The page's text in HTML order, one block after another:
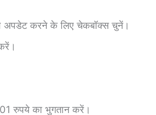
अपडेट करने के लिए चेकबॉक्स चुनें।
रुपये का भुगतान करें।